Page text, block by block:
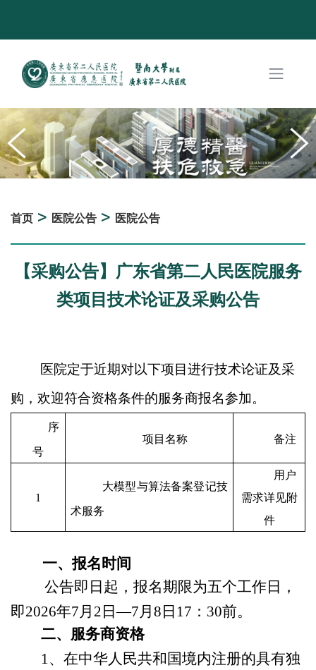
首页 > 医院公告 > 医院公告
【采购公告】广东省第二人民医院服务
类项目技术论证及采购公告
医院定于近期对以下项目进行技术论证及采
购，欢迎符合资格条件的服务商报名参加。
序
号
项目名称 备注
1
大模型与算法备案登记技
术服务
用户
需求详见附
件
一、报名时间
公告即日起，报名期限为五个工作日，
即2026年7月 2 日—7月 8 日 17：30前。
二、服务商资格
1、 在中华人民共和国境内注册的具有独